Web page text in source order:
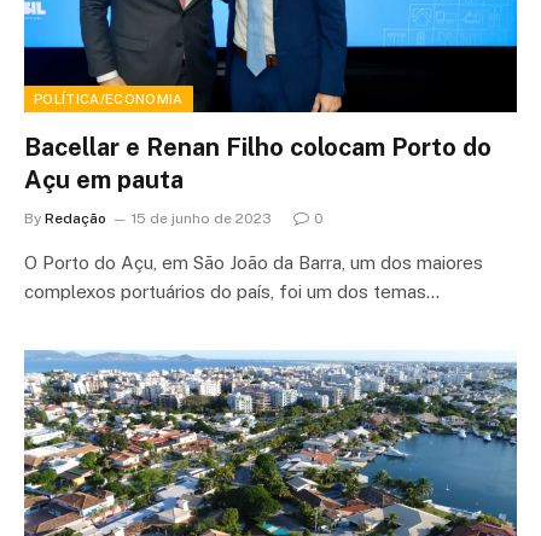
POLÍTICA/ECONOMIA
Bacellar e Renan Filho colocam Porto do
Açu em pauta
By Redação 15 de junho de 2023 0
O Porto do Açu, em São João da Barra, um dos maiores
complexos portuários do país, foi um dos temas…